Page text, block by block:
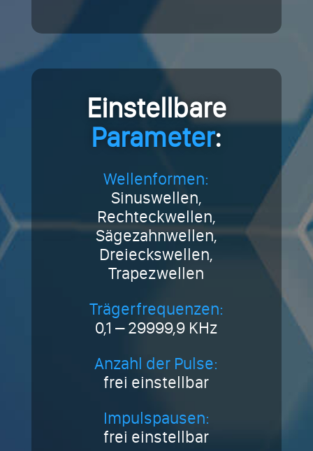
Einstellbare
Parameter:
Wellenformen:
Sinuswellen,
Rechteckwellen,
Sägezahnwellen,
Dreieckswellen,
Trapezwellen
Trägerfrequenzen:
0,1 – 29999,9 KHz
Anzahl der Pulse:
frei einstellbar
Impulspausen:
frei einstellbar